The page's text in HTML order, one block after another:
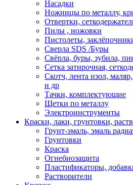
Насадки
Ножницы по металлу,
Отвертки,
Пилы , ножовки
Пистолеты,
Сверла SDS /Буры
Свёрла, буры, зубила,
Сетка затирочная,
Скотч, лента изол,
и др
Тачки, комплектующие
Щетки по металлу
Электроинструменты
Краски, лаки, грунтовки,
Грунт-эмаль, эмаль
Грунтовки
Краска
Огнебиозащита
Пластификаторы,
Растворители